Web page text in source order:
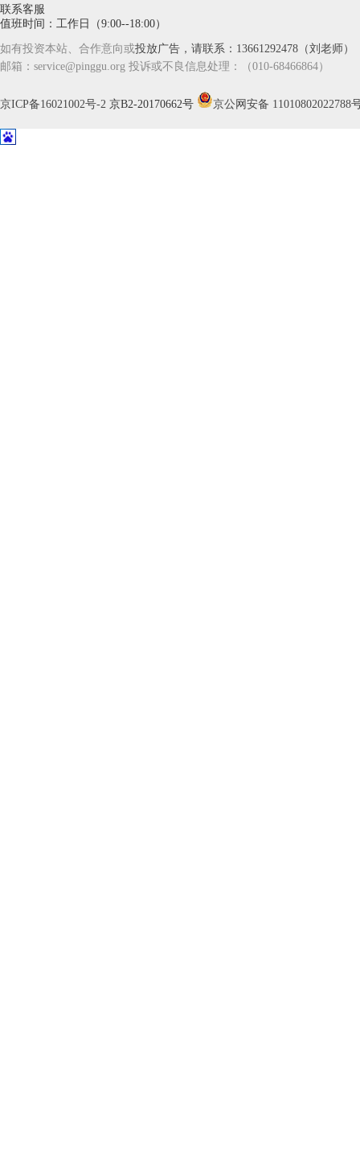
联系客服
值班时间：工作日（9:00--18:00）
如有投资本站、合作意向或投放广告，请联系：13661292478（刘老师）
邮箱：service@pinggu.org 投诉或不良信息处理：（010-68466864）
京ICP备16021002号-2 京B2-20170662号 京公网安备 11010802022788